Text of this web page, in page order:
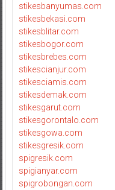
stikesbanyumas.com
stikesbekasi.com
stikesblitar.com
stikesbogor.com
stikesbrebes.com
stikescianjur.com
stikesciamis.com
stikesdemak.com
stikesgarut.com
stikesgorontalo.com
stikesgowa.com
stikesgresik.com
spigresik.com
spigianyar.com
spigrobongan.com